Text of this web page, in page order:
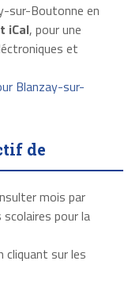
sur-Boutonne en
iCal, pour une
et
Blanzay-sur-
de
mois par
pour la
cliquant sur les